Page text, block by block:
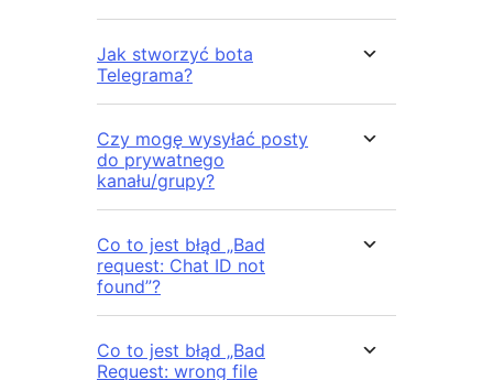
Jak stworzyć bota
Telegrama?
Czy mogę wysyłać posty
do prywatnego
kanału/grupy?
Co to jest błąd „Bad
request: Chat ID not
found”?
Co to jest błąd „Bad
Request: wrong file